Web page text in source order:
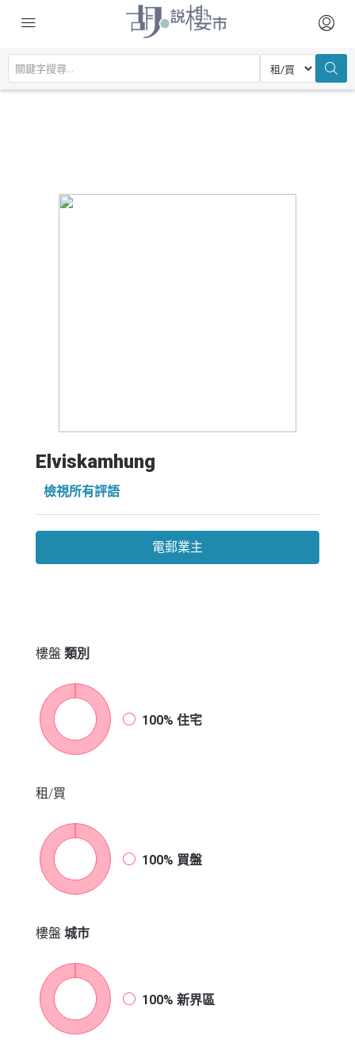
Elviskamhung
檢視所有評語
電郵業主
樓盤 類別
100% 住宅
租/買
100% 買盤
樓盤 城市
100% 新界區